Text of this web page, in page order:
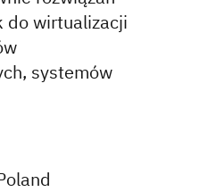
do wirtualizacji
systemów